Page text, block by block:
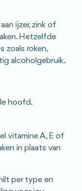
ijzer, zink of
Hetzelfde
zoals roken,
alcoholgebruik.
hoofd.
vitamine A, E of
in plaats van
per type en